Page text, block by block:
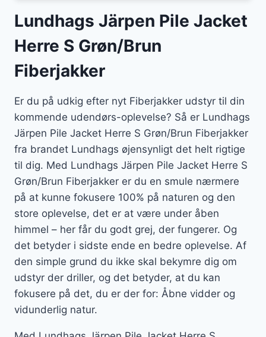
Lundhags Järpen Pile Jacket
Herre S Grøn/Brun
Fiberjakker
Er du på udkig efter nyt Fiberjakker udstyr til din
kommende udendørs-oplevelse? Så er Lundhags
Järpen Pile Jacket Herre S Grøn/Brun Fiberjakker
fra brandet Lundhags øjensynligt det helt rigtige
til dig. Med Lundhags Järpen Pile Jacket Herre S
Grøn/Brun Fiberjakker er du en smule nærmere
på at kunne fokusere 100% på naturen og den
store oplevelse, det er at være under åben
himmel – her får du godt grej, der fungerer. Og
det betyder i sidste ende en bedre oplevelse. Af
den simple grund du ikke skal bekymre dig om
udstyr der driller, og det betyder, at du kan
fokusere på det, du er der for: Åbne vidder og
vidunderlig natur.